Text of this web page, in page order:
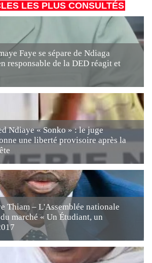
LES PLUS CONSULTÉS
Faye se sépare de Ndiaga
responsable de la DED réagit et
Ndiaye « Sonko » : le juge
une liberté provisoire après la
Thiam – L'Assemblée nationale
marché « Un Étudiant, un